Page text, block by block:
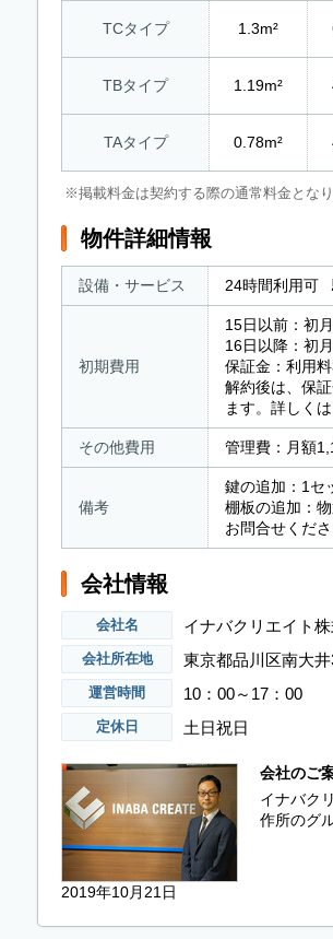
TCタイプ 1.3m²
TBタイプ 1.19m²
TAタイプ 0.78m²
※掲載料金は契約する際の通常料金とな
物件詳細情報
設備・サービス 24時間利用
初期費用
15日以前：初
16日以降：初
保証金：利用
解約後は、保
ます。詳しく
その他費用 管理費：月額
備考
鍵の追加：1セ
棚板の追加：
お問合せくださ
会社情報
会社名 イナバクリエイト
会社所在地 東京都品川区南大
運営時間 10：00～17：00
定休日 土日祝日
2019年10月21日
会社のご
イナバク
作所のグ